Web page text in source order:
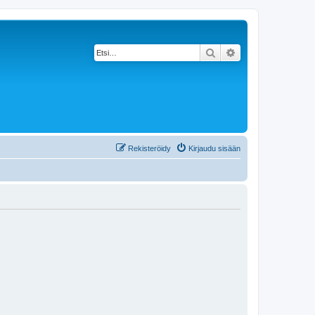
Etsi
Kirjaudu sisään
Rekisteröidy